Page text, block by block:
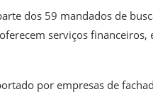
dos 59 mandados de
serviços financeiros,
por empresas de